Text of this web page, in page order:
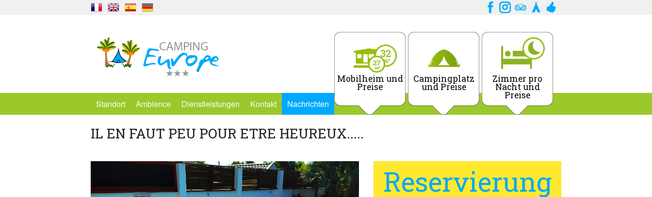
Standort Ambience Dienstleistungen Kontakt Nachrichten
Mobilheim und
Preise
Campingplatz
und Preise
Zimmer pro
Nacht und
Preise
IL EN FAUT PEU POUR ETRE HEUREUX.....
Reservierung